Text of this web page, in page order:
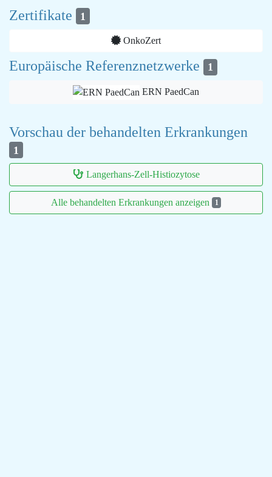
Zertifikate 1
OnkoZert
Europäische Referenznetzwerke 1
ERN PaedCan
Vorschau der behandelten Erkrankungen
1
Langerhans-Zell-Histiozytose
Alle behandelten Erkrankungen anzeigen 1